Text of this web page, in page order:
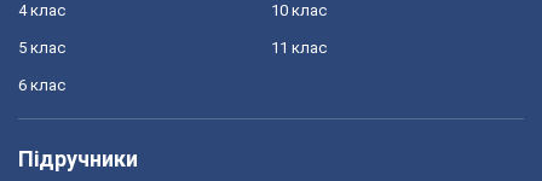
4 клас
5 клас
6 клас
10 клас
11 клас
Підручники